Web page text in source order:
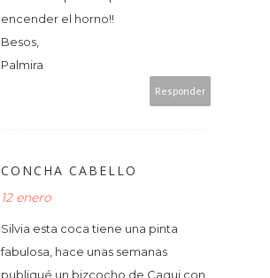
encender el horno!!
Besos,
Palmira
Responder
CONCHA CABELLO
12 enero
Silvia esta coca tiene una pinta
fabulosa, hace unas semanas
publiqué un bizcocho de Caqui con